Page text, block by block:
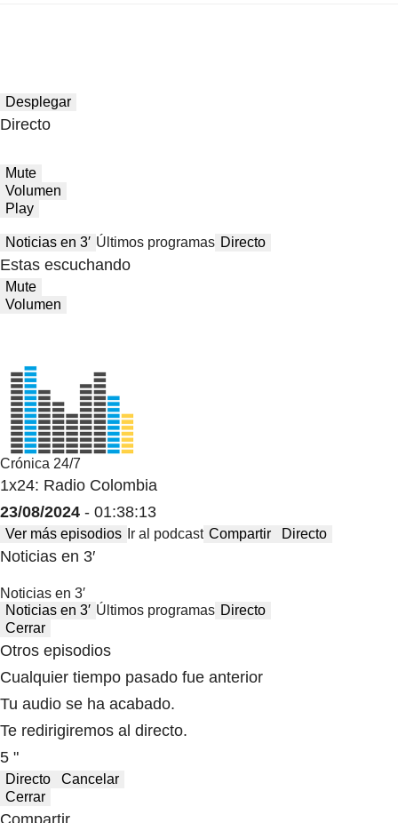
Desplegar
Directo
Mute
Volumen
Play
Noticias en 3′ Últimos programas Directo
Estas escuchando
Mute
Volumen
Crónica 24/7
1x24: Radio Colombia
23/08/2024 - 01:38:13
Ver más episodios Ir al podcast Compartir Directo
Noticias en 3′
Noticias en 3′
Noticias en 3′ Últimos programas Directo
Cerrar
Otros episodios
Cualquier tiempo pasado fue anterior
Tu audio se ha acabado.
Te redirigiremos al directo.
5 "
Directo
Cancelar
Cerrar
Compartir